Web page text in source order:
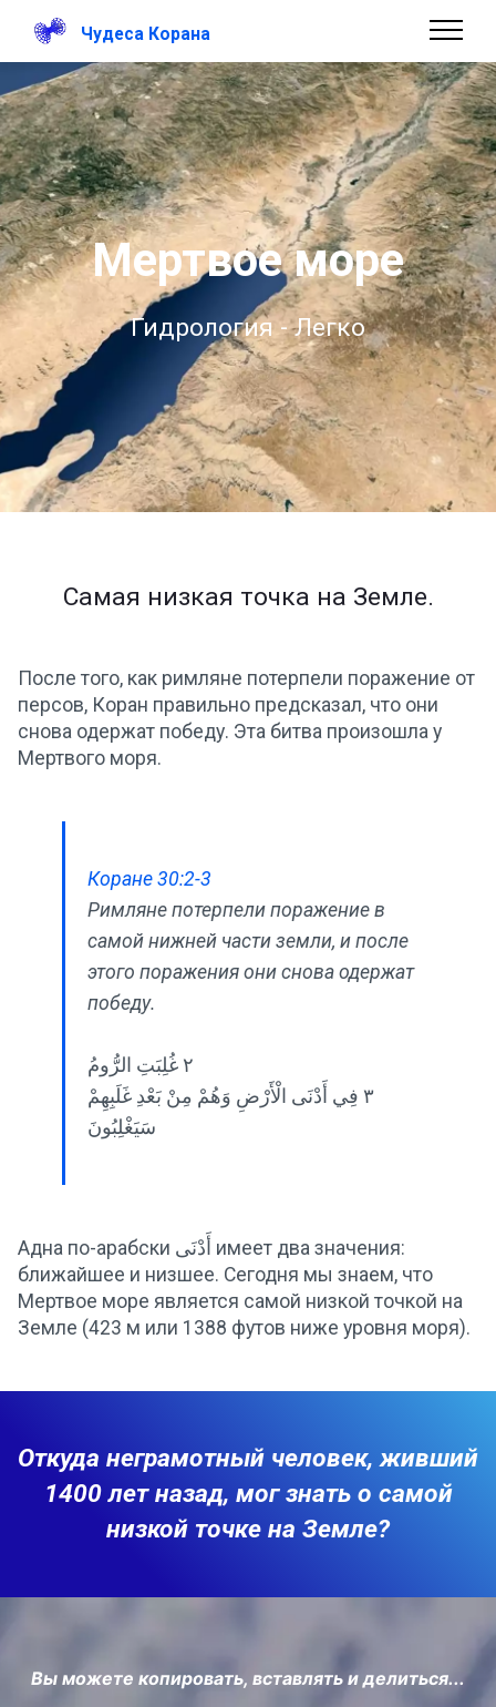
Чудеса Корана
Мертвое море
Гидрология - Легко
Самая низкая точка на Земле.
После того, как римляне потерпели поражение от
персов, Коран правильно предсказал, что они
снова одержат победу. Эта битва произошла у
Мертвого моря.
Коране 30:2-3
Римляне потерпели поражение в
самой нижней части земли, и после
этого поражения они снова одержат
победу.
٢ غُلِبَتِ الرُّومُ
٣ فِي أَدْنَى الْأَرْضِ وَهُمْ مِنْ بَعْدِ غَلَبِهِمْ
سَيَغْلِبُونَ
Адна по-арабски أَدْنَى имеет два значения:
ближайшее и низшее. Сегодня мы знаем, что
Мертвое море является самой низкой точкой на
Земле (423 м или 1388 футов ниже уровня моря).
Откуда неграмотный человек, живший
1400 лет назад, мог знать о самой
низкой точке на Земле?
Вы можете копировать, вставлять и делиться...